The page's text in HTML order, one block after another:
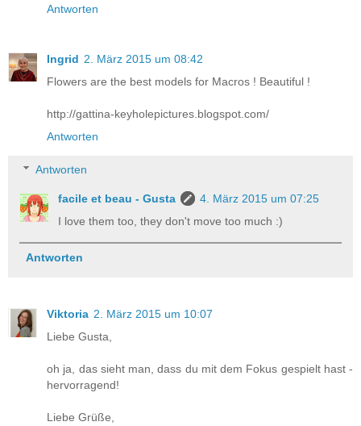
Antworten
Ingrid 2. März 2015 um 08:42
Flowers are the best models for Macros ! Beautiful !
http://gattina-keyholepictures.blogspot.com/
Antworten
Antworten
facile et beau - Gusta
4. März 2015 um 07:25
I love them too, they don't move too much :)
Antworten
Viktoria 2. März 2015 um 10:07
Liebe Gusta,
oh ja, das sieht man, dass du mit dem Fokus gespielt hast -
hervorragend!
Liebe Grüße,